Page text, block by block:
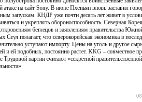
на сайт Sony. В июне Пхеньян вновь заставил
запускам. КНДР уже почти десять лет живет в
и укреплять обороноспособность. Северная
беглецов и заявлениям правительства
полагает, что северокорейская экономика в
уступают импорту. Цены на уголь и другое
и ей подобных, постоянно растет. KKG – совместное
партии считают «секретной